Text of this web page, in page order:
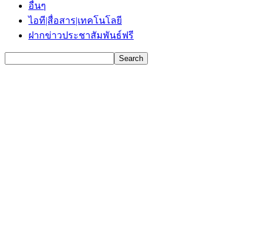
อื่นๆ
ไอที|สื่อสาร|เทคโนโลยี
ฝากข่าวประชาสัมพันธ์ฟรี